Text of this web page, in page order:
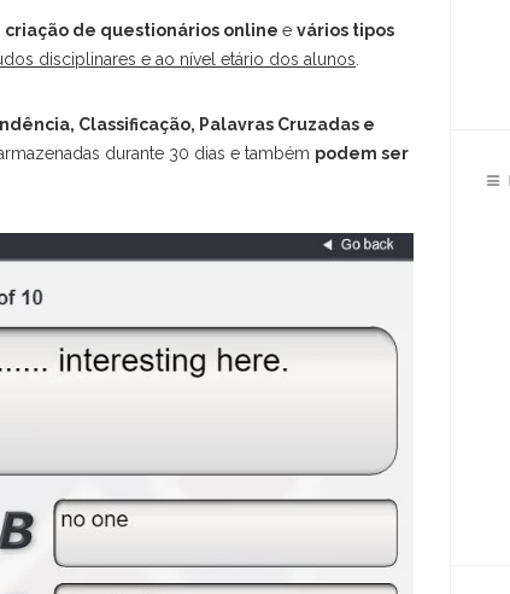
criação de questionários online e vários tipos
disciplinares e ao nível etário dos alunos
Classificação, Palavras Cruzadas e
durante 30 dias e também podem ser